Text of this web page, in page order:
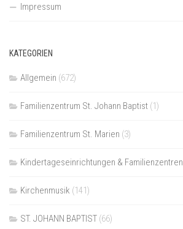
Impressum
KATEGORIEN
Allgemein (672)
Familienzentrum St. Johann Baptist (1)
Familienzentrum St. Marien (3)
Kindertageseinrichtungen & Familienzentren
Kirchenmusik (141)
ST. JOHANN BAPTIST (66)